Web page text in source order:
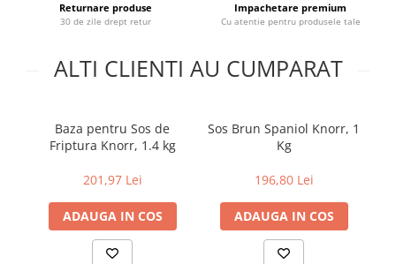
Baterii, acumulatori si
Returnare produse
30 de zile drept retur
Impachetare premium
Cu atentie pentru produsele tale
ALTI CLIENTI AU CUMPARAT
Baza pentru Sos de
Friptura Knorr, 1.4 kg
201,97 Lei
ADAUGA IN COS
Sos Brun Spaniol Knorr, 1
Kg
196,80 Lei
ADAUGA IN COS